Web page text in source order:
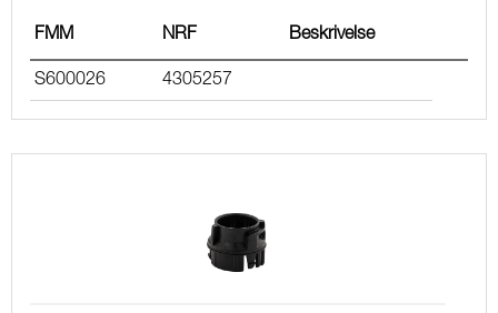
FMM NRF Beskrivelse
S600026 4305257